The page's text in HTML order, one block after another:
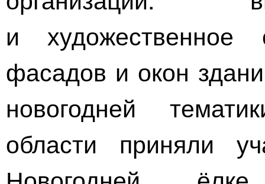
и художественное
фасадов и окон
новогодней
области приняли